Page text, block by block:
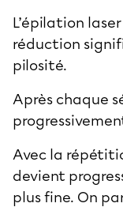
L’épilation
réduction
pilosité.
Après chaque
Avec la
devient
plus fine. On